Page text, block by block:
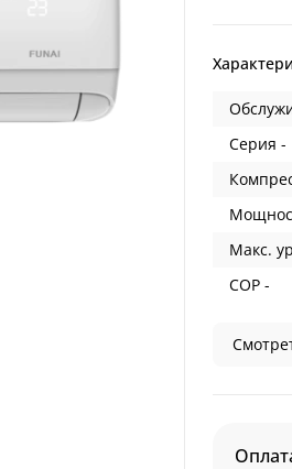
Серия -
Макс.
COP -